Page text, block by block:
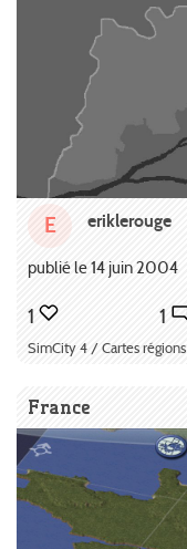
E eriklerouge
publié le 14 juin 2004
1 1
SimCity 4 / Cartes régions
France